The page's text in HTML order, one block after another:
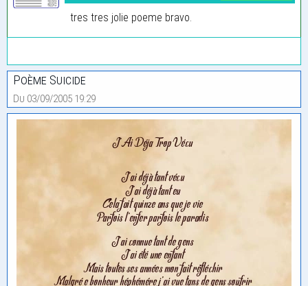
tres tres jolie poeme bravo.
Poème Suicide
Du 03/09/2005 19:29